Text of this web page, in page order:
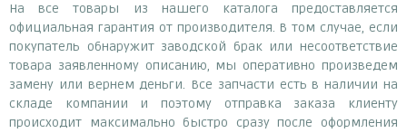
На все товары из нашего каталога предоставляется
официальная гарантия от производителя. В том случае, если
покупатель обнаружит заводской брак или несоответствие
товара заявленному описанию, мы оперативно произведем
замену или вернем деньги. Все запчасти есть в наличии на
складе компании и поэтому отправка заказа клиенту
происходит максимально быстро сразу после оформления